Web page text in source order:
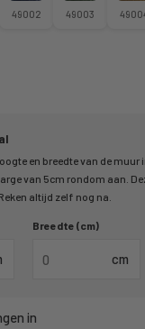
en breedte van de muur
van 5cm rondom aan.
altijd zelf nog na.
Breedte (cm)
cm
in
49002 49003